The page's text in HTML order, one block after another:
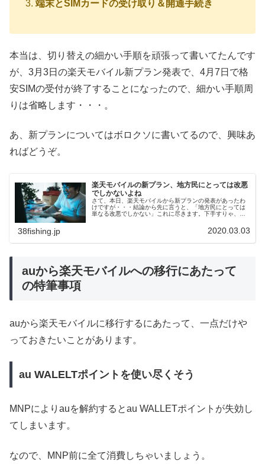
端末とSIMカードの受け取り＆開通手続き
本当は、切り替えの細かい手順を頑張って書いてたんです
が、3月3日の楽天モバイル新プラン発表で、4月7日で格
安SIMの受付が終了することになったので、細かい手順周
りは省略します・・・。
あ、新プランについてはボロクソに書いてるので、興味あ
ればどうぞ。
楽天モバイルの新プラン、地方民にとっては改悪
でしかないよね
さて、本日、楽天モバイルから新プランの発表があったわ
けですが・・・結論から先に言うと、「地方民にとっては
単なる改悪でしかない」これに尽きます。下手すりゃ、首
38fishing.jp 2020.03.03
auから楽天モバイルへの移行にあたって
の特筆事項
auから楽天モバイルに移行するにあたって、一点だけや
っておきたいことがあります。
au WALELTポイントを使い尽くそう
MNPによりauを解約するとau WALLETポイントが失効し
てしまいます。
なので、MNP前に全て消費しちゃいましょう。